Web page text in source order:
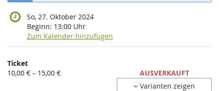
So, 27. Oktober 2024
Beginn: 13:00 Uhr
Zum Kalender hinzufügen
Produkte
Unkategorisierte
Ticket
von
10,00 € – 15,00 €
AUSVERKAUFT
Varianten zeigen